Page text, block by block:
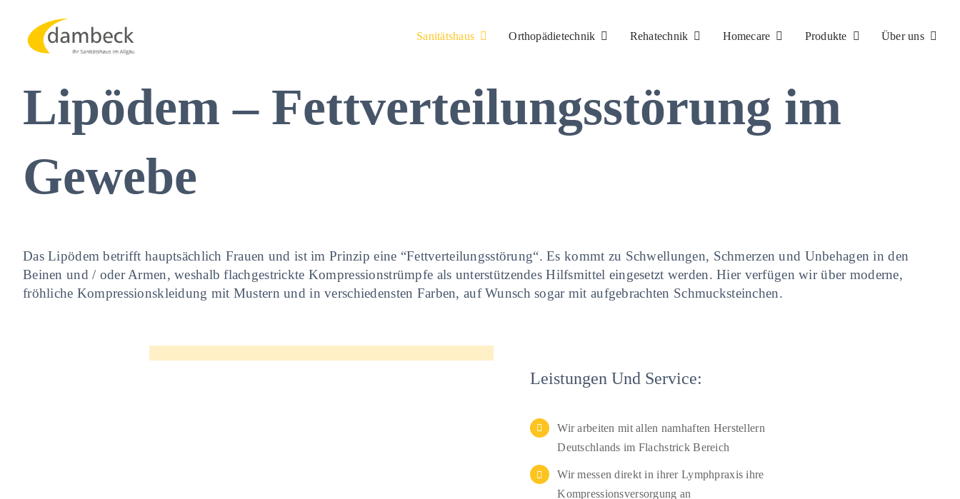
springen
Sanitätshaus Orthopädietechnik Rehatechnik Homecare Produkte Über uns
Lipödem – Fettverteilungsstörung im
Gewebe
Das Lipödem betrifft hauptsächlich Frauen und ist im Prinzip eine “Fettverteilungsstörung“. Es kommt zu Schwellungen, Schmerzen und Unbehagen in den
Beinen und / oder Armen, weshalb flachgestrickte Kompressionstrümpfe als unterstützendes Hilfsmittel eingesetzt werden. Hier verfügen wir über moderne,
fröhliche Kompressionskleidung mit Mustern und in verschiedensten Farben, auf Wunsch sogar mit aufgebrachten Schmucksteinchen.
Leistungen Und Service:
Wir arbeiten mit allen namhaften Herstellern
Deutschlands im Flachstrick Bereich
Wir messen direkt in ihrer Lymphpraxis ihre
Kompressionsversorgung an